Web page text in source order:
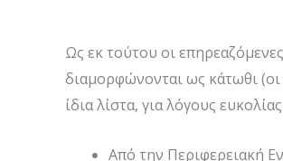
Ως εκ τούτου οι
διαμορφώνονται ως κάτωθι
ίδια λίστα, για λόγους
Από την Περιφερειακή